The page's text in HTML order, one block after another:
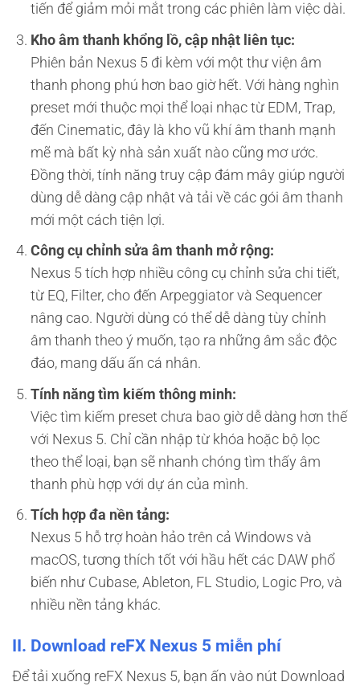
tiến để giảm mỏi mắt trong các phiên làm việc dài.
Kho âm thanh khổng lồ, cập nhật liên tục:
Phiên bản Nexus 5 đi kèm với một thư viện âm
thanh phong phú hơn bao giờ hết. Với hàng nghìn
preset mới thuộc mọi thể loại nhạc từ EDM, Trap,
đến Cinematic, đây là kho vũ khí âm thanh mạnh
mẽ mà bất kỳ nhà sản xuất nào cũng mơ ước.
Đồng thời, tính năng truy cập đám mây giúp người
dùng dễ dàng cập nhật và tải về các gói âm thanh
mới một cách tiện lợi.
Công cụ chỉnh sửa âm thanh mở rộng:
Nexus 5 tích hợp nhiều công cụ chỉnh sửa chi tiết,
từ EQ, Filter, cho đến Arpeggiator và Sequencer
nâng cao. Người dùng có thể dễ dàng tùy chỉnh
âm thanh theo ý muốn, tạo ra những âm sắc độc
đáo, mang dấu ấn cá nhân.
Tính năng tìm kiếm thông minh:
Việc tìm kiếm preset chưa bao giờ dễ dàng hơn thế
với Nexus 5. Chỉ cần nhập từ khóa hoặc bộ lọc
theo thể loại, bạn sẽ nhanh chóng tìm thấy âm
thanh phù hợp với dự án của mình.
Tích hợp đa nền tảng:
Nexus 5 hỗ trợ hoàn hảo trên cả Windows và
macOS, tương thích tốt với hầu hết các DAW phổ
biến như Cubase, Ableton, FL Studio, Logic Pro, và
nhiều nền tảng khác.
II. Download reFX Nexus 5 miễn phí
Để tải xuống reFX Nexus 5, bạn ấn vào nút Download